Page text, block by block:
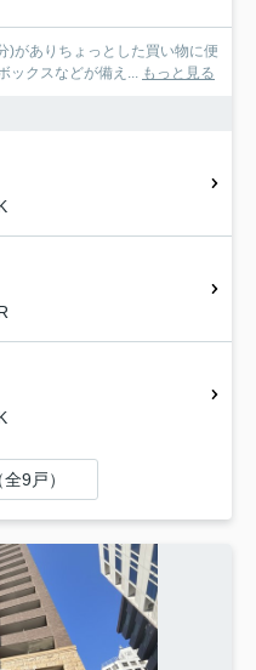
)がありちょっとした買い物に便
ックスなどが備え... もっと見る
9戸）